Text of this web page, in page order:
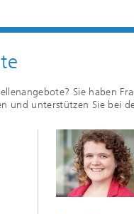
Sie haben
und unterstützen Sie bei